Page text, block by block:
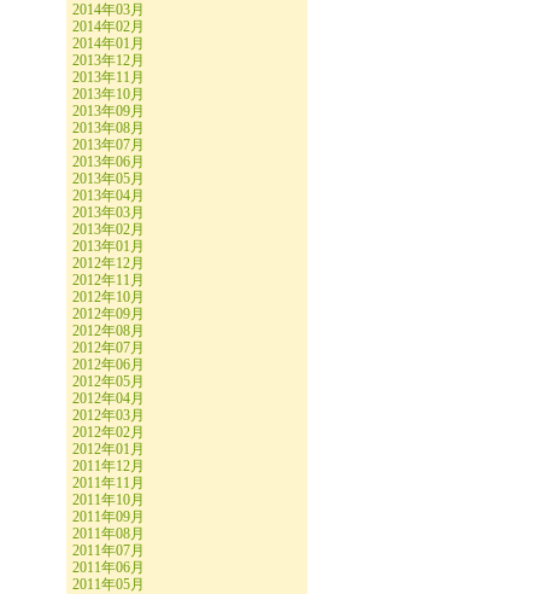
2014年03月
2014年02月
2014年01月
2013年12月
2013年11月
2013年10月
2013年09月
2013年08月
2013年07月
2013年06月
2013年05月
2013年04月
2013年03月
2013年02月
2013年01月
2012年12月
2012年11月
2012年10月
2012年09月
2012年08月
2012年07月
2012年06月
2012年05月
2012年04月
2012年03月
2012年02月
2012年01月
2011年12月
2011年11月
2011年10月
2011年09月
2011年08月
2011年07月
2011年06月
2011年05月